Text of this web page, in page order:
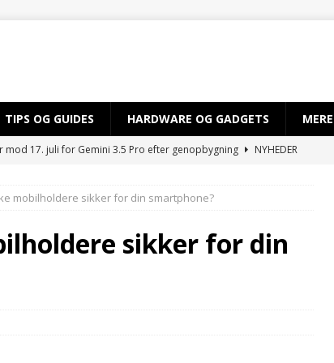
TIPS OG GUIDES HARDWARE OG GADGETS MERE
mod 17. juli for Gemini 3.5 Pro efter genopbygning
NYHEDER
INTELLIGENS
EU adgang til ny AI-model, mens Anthropic holder igen
mobilholdere sikker for din smartphone?
sikker for din